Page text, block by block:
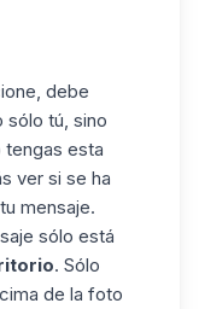
debe
sólo tú, sino
tengas esta
ver si se ha
mensaje.
sólo está
. Sólo
de la foto